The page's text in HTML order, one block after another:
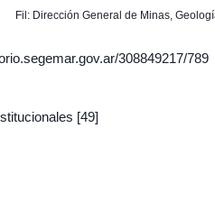
Fil: Dirección General de Minas,
308849217/789
[49]